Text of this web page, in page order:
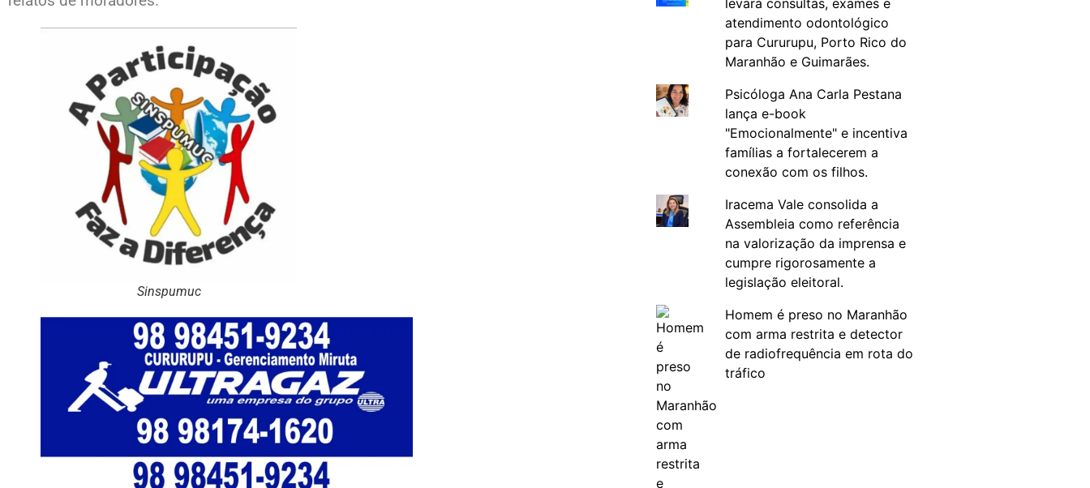
Sinspumuc
atendimento odontológico
para Cururupu, Porto Rico do
Maranhão e Guimarães.
Psicóloga Ana Carla Pestana
lança e-book
"Emocionalmente" e incentiva
famílias a fortalecerem a
conexão com os filhos.
Iracema Vale consolida a
Assembleia como referência
na valorização da imprensa e
cumpre rigorosamente a
legislação eleitoral.
Homem é preso no Maranhão
com arma restrita e detector
de radiofrequência em rota do
tráfico